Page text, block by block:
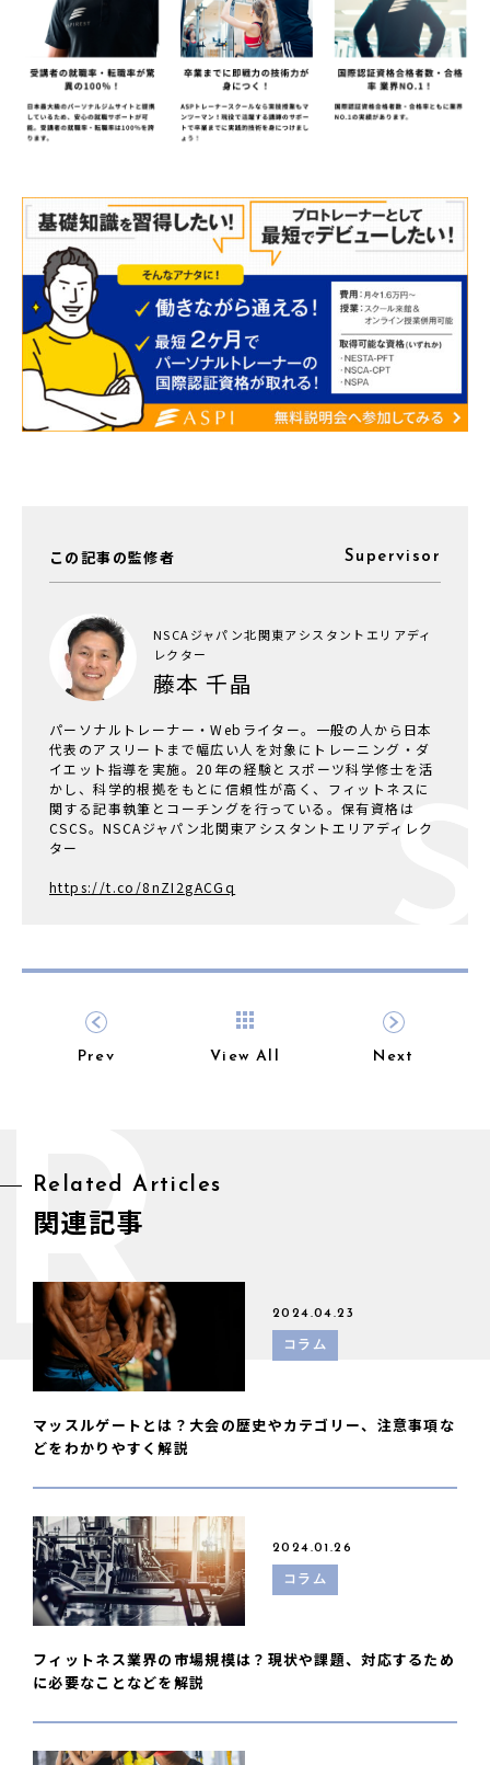
この記事の監修者 Supervisor
NSCAジャパン北関東アシスタントエリアディ
レクター
藤本 千晶
パーソナルトレーナー・Webライター。一般の人から日本
代表のアスリートまで幅広い人を対象にトレーニング・ダ
イエット指導を実施。20年の経験とスポーツ科学修士を活
かし、科学的根拠をもとに信頼性が高く、フィットネスに
関する記事執筆とコーチングを行っている。保有資格は
CSCS。NSCAジャパン北関東アシスタントエリアディレク
ター
https://t.co/8nZI2gACGq
Prev View All Next
Related Articles
関連記事
2024.04.23
コラム
マッスルゲートとは？大会の歴史やカテゴリー、注意事項な
どをわかりやすく解説
2024.01.26
コラム
フィットネス業界の市場規模は？現状や課題、対応するため
に必要なことなどを解説